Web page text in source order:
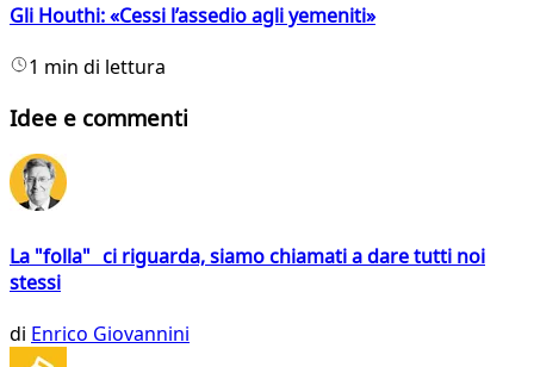
Gli Houthi: «Cessi l’assedio agli yemeniti»
1 min di lettura
Idee e commenti
La "folla" ci riguarda, siamo chiamati a dare tutti noi
stessi
di Enrico Giovannini